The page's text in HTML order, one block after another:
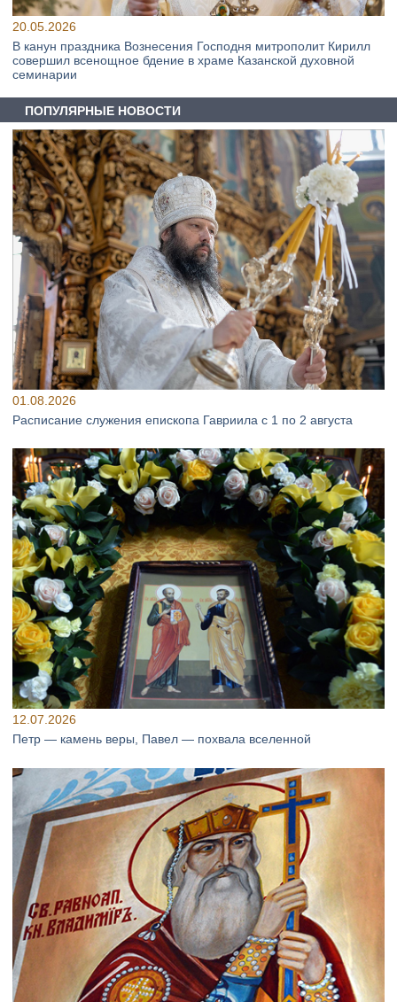
20.05.2026
В канун праздника Вознесения Господня митрополит Кирилл
совершил всенощное бдение в храме Казанской духовной
семинарии
ПОПУЛЯРНЫЕ НОВОСТИ
01.08.2026
Расписание служения епископа Гавриила с 1 по 2 августа
12.07.2026
Петр — камень веры, Павел — похвала вселенной